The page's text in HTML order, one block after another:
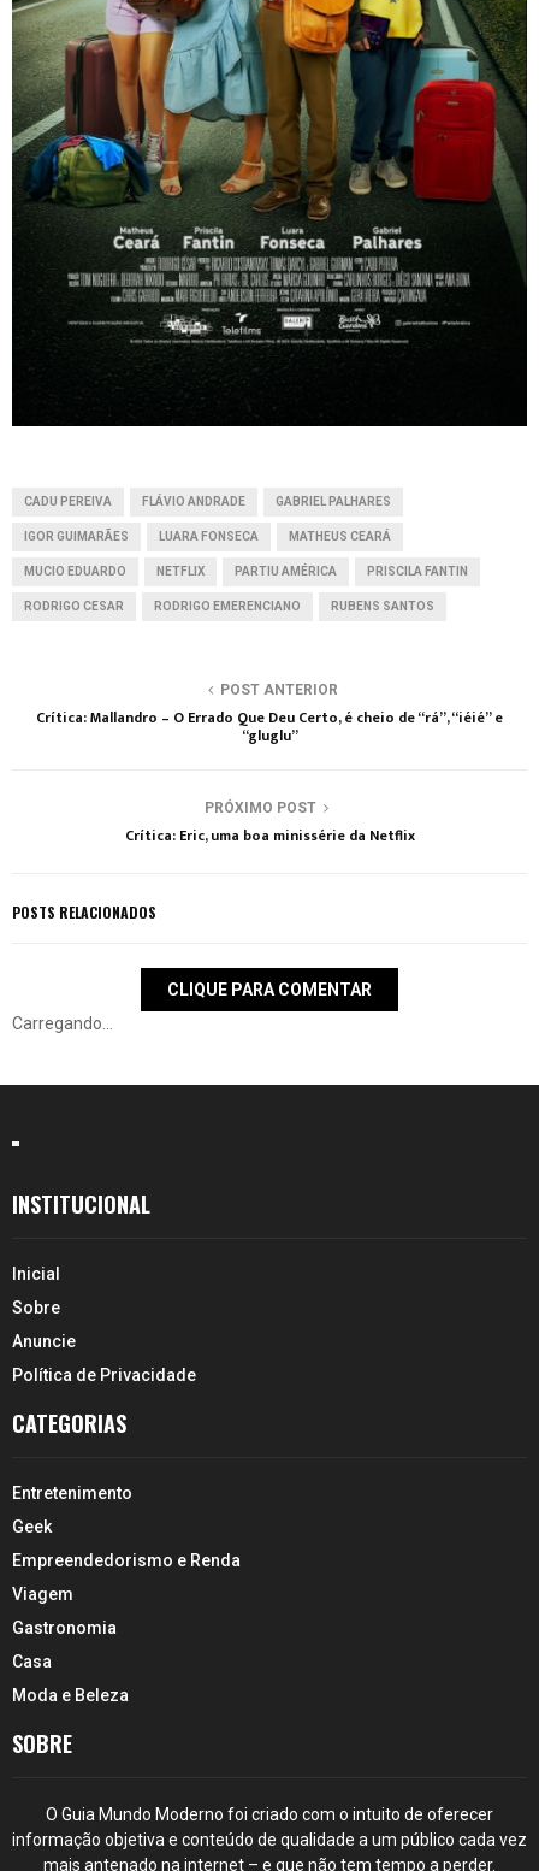
CADU PEREIVA FLÁVIO ANDRADE GABRIEL PALHARES
IGOR GUIMARÃES LUARA FONSECA MATHEUS CEARÁ
MUCIO EDUARDO NETFLIX PARTIU AMÉRICA PRISCILA FANTIN
RODRIGO CESAR RODRIGO EMERENCIANO RUBENS SANTOS
POST ANTERIOR
Crítica: Mallandro – O Errado Que Deu Certo, é cheio de “rá”, “iéié” e
“gluglu”
PRÓXIMO POST
Crítica: Eric, uma boa minissérie da Netflix
POSTS RELACIONADOS
CLIQUE PARA COMENTAR
Carregando...
INSTITUCIONAL
Inicial
Sobre
Anuncie
Política de Privacidade
CATEGORIAS
Entretenimento
Geek
Empreendedorismo e Renda
Viagem
Gastronomia
Casa
Moda e Beleza
SOBRE
O Guia Mundo Moderno foi criado com o intuito de oferecer
informação objetiva e conteúdo de qualidade a um público cada vez
mais antenado na internet – e que não tem tempo a perder.